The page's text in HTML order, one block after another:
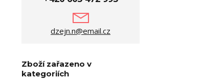
dzejn.n@email.cz
Zboží zařazeno v
kategoriích